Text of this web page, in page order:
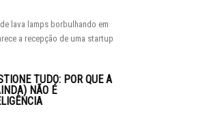
lava lamps borbulhando em
a recepção de uma startup
TUDO: POR QUE A
NÃO É